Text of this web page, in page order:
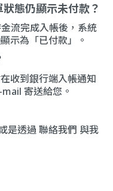
態仍顯示未付款？
流完成入帳後，系統
示為「已付款」。
收到銀行端入帳通知
寄送給您。
是透過聯絡我們 與我